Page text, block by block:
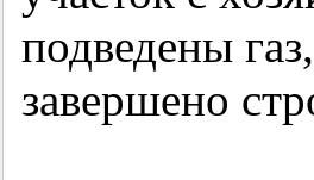
подведены
завершено